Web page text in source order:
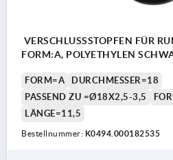
VERSCHLUSSSTOPFEN FÜR
FORM:A, POLYETHYLEN
FORM=A
DURCHMESSER=18
PASSEND ZU =Ø18X2,5-3,5
LÄNGE=11,5
Bestellnummer: K0494.000182535